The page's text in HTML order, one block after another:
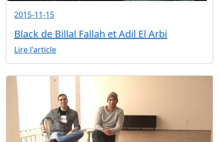
2015-11-15
Black de Billal Fallah et Adil El Arbi
Lire l'article